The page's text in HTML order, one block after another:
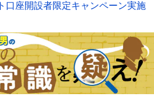
口座開設者限定キャンペーン実施